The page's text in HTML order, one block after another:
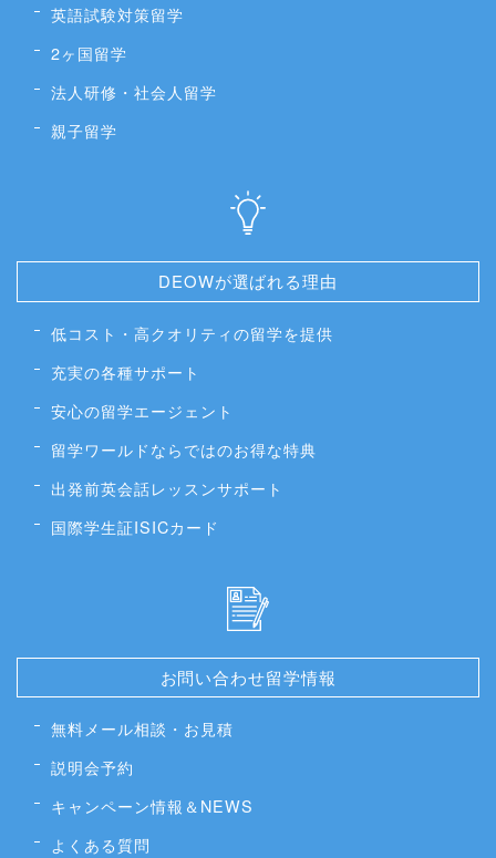
英語試験対策留学
2ヶ国留学
法人研修・社会人留学
親子留学
DEOWが選ばれる理由
低コスト・高クオリティの留学を提供
充実の各種サポート
安心の留学エージェント
留学ワールドならではのお得な特典
出発前英会話レッスンサポート
国際学生証ISICカード
お問い合わせ留学情報
無料メール相談・お見積
説明会予約
キャンペーン情報＆NEWS
よくある質問